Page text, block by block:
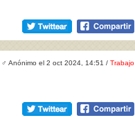
♂ Anónimo el 2 oct 2024, 14:51 / Trabajo